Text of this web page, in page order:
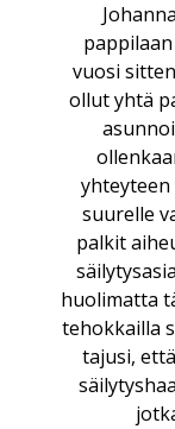
vuosi
ollut yhtä
suurelle
palkit
huolimatta
tehokkailla
tajusi,